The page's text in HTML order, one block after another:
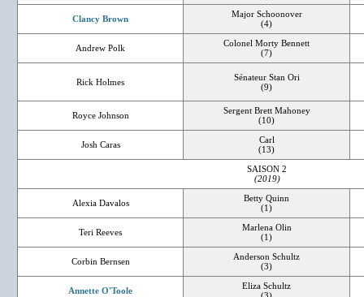
Clancy Brown
Major Schoonover
(4)
Andrew Polk
Colonel Morty Bennett
(7)
Rick Holmes
Sénateur Stan Ori
(9)
Royce Johnson
Sergent Brett Mahoney
(10)
Josh Caras
Carl
(13)
SAISON 2
(2019)
Alexia Davalos
Betty Quinn
(1)
Teri Reeves
Marlena Olin
(1)
Corbin Bernsen
Anderson Schultz
(3)
Annette O'Toole
Eliza Schultz